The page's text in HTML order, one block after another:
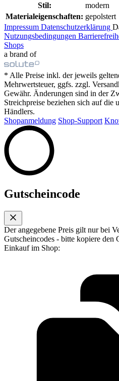
Stil:
modern
Materialeigenschaften: gepolstert
Impressum Datenschutzerklärung
Nutzungsbedingungen
Shops
a brand of
* Alle Preise inkl. der jeweils
Mehrwertsteuer, ggfs. zzgl.
Gewähr. Änderungen sind in der
Streichpreise beziehen sich auf die
Händlers.
Shopanmeldung Shop-Support
Gutscheincode
Der angegebene Preis gilt nur bei
Gutscheincodes - bitte kopiere den
Einkauf im Shop: